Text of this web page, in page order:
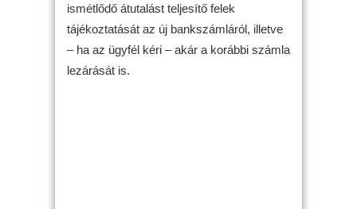
ismétlődő átutalást teljesítő felek
tájékoztatását az új bankszámláról, illetve
– ha az ügyfél kéri – akár a korábbi számla
lezárását is.